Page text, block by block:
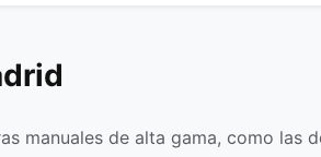
manuales de alta gama, como las